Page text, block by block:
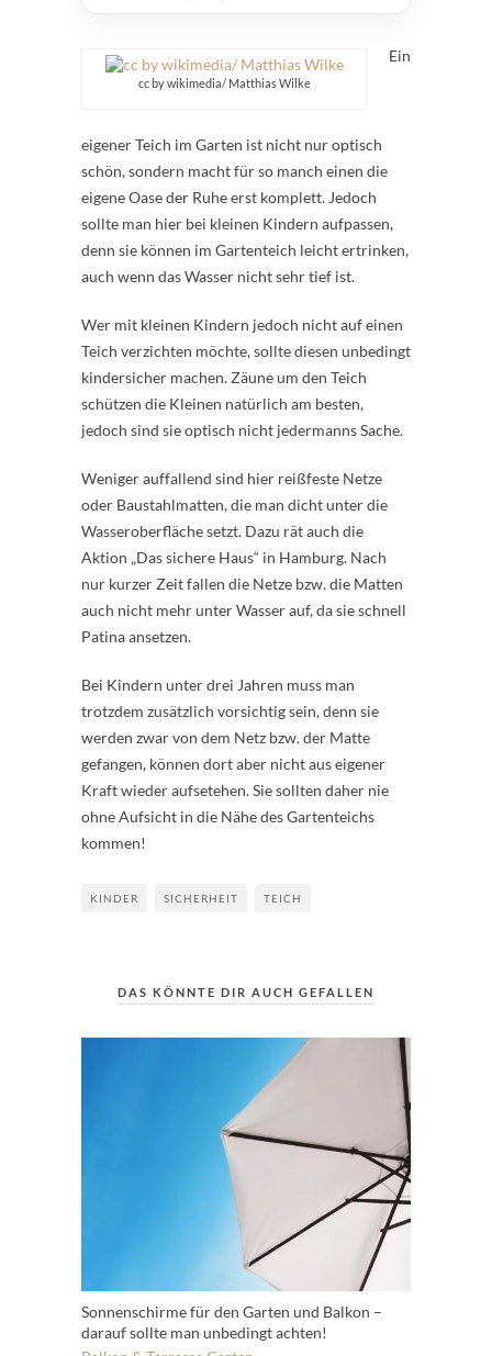
cc by wikimedia/ Matthias Wilke
Ein
eigener Teich im Garten ist nicht nur optisch
schön, sondern macht für so manch einen die
eigene Oase der Ruhe erst komplett. Jedoch
sollte man hier bei kleinen Kindern aufpassen,
denn sie können im Gartenteich leicht ertrinken,
auch wenn das Wasser nicht sehr tief ist.
Wer mit kleinen Kindern jedoch nicht auf einen
Teich verzichten möchte, sollte diesen unbedingt
kindersicher machen. Zäune um den Teich
schützen die Kleinen natürlich am besten,
jedoch sind sie optisch nicht jedermanns Sache.
Weniger auffallend sind hier reißfeste Netze
oder Baustahlmatten, die man dicht unter die
Wasseroberfläche setzt. Dazu rät auch die
Aktion „Das sichere Haus“ in Hamburg. Nach
nur kurzer Zeit fallen die Netze bzw. die Matten
auch nicht mehr unter Wasser auf, da sie schnell
Patina ansetzen.
Bei Kindern unter drei Jahren muss man
trotzdem zusätzlich vorsichtig sein, denn sie
werden zwar von dem Netz bzw. der Matte
gefangen, können dort aber nicht aus eigener
Kraft wieder aufsetehen. Sie sollten daher nie
ohne Aufsicht in die Nähe des Gartenteichs
kommen!
KINDER SICHERHEIT TEICH
DAS KÖNNTE DIR AUCH GEFALLEN
Sonnenschirme für den Garten und Balkon –
darauf sollte man unbedingt achten!